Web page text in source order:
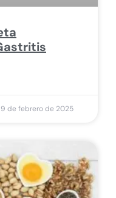
de febrero de 2025